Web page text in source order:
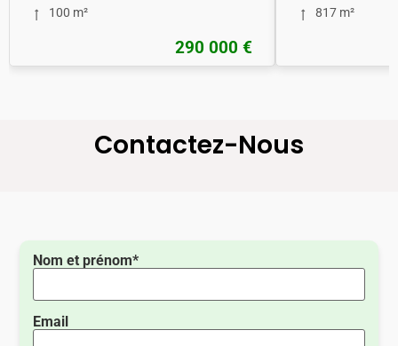
100 m²
290 000 €
817 m²
Contactez-Nous
Nom et prénom*
Email